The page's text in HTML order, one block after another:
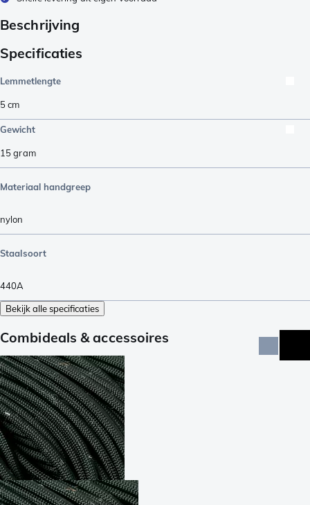
Beschrijving
Specificaties
Lemmetlengte
5cm
Gewicht
15gram
Materiaal handgreep
nylon
Staalsoort
440A
Bekijk alle specificaties
Combideals & accessoires